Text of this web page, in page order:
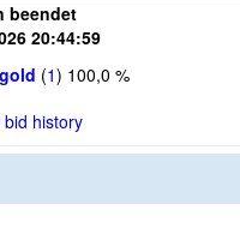
beendet
20:44:59
(1) 100,0 %
bid history